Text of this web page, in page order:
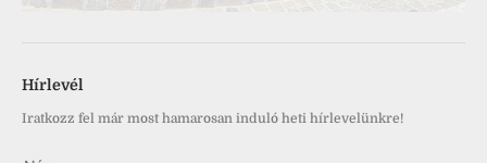
Hírlevél
Iratkozz fel már most hamarosan induló heti hírlevelünkre!